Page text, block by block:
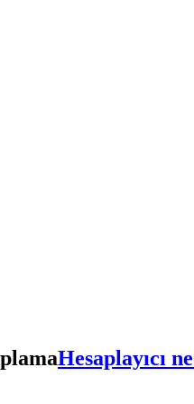
Hesaplayıcı